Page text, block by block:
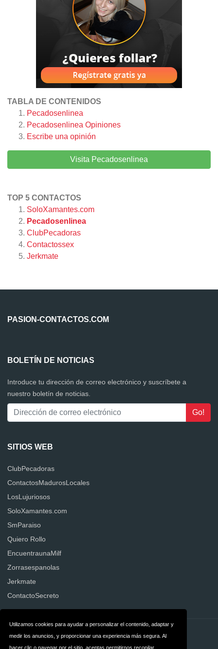
Utilizamos cookies para ayudar a personalizar el contenido, adaptar y
medir los anuncios, y proporcionar una experiencia más segura. Al
hacer clic o navegar por el sitio, aceptas permitirnos recopilar
TABLA DE CONTENIDOS
Pecadosenlinea
Pecadosenlinea Opiniones
Escribe una opinión
Visita Pecadosenlinea
TOP 5 CONTACTOS
SoloXamantes.com
Pecadosenlinea
ClubPecadoras
Contactossex
Jerkmate
PASION-CONTACTOS.COM
BOLETÍN DE NOTICIAS
Introduce tu dirección de correo electrónico y suscríbete a
nuestro boletín de noticias.
SITIOS WEB
ClubPecadoras
ContactosMadurosLocales
LosLujuriosos
SoloXamantes.com
SmParaiso
Quiero Rollo
EncuentraunaMilf
Zorrasespanolas
Jerkmate
ContactoSecreto
Contacto Sobre nosotros